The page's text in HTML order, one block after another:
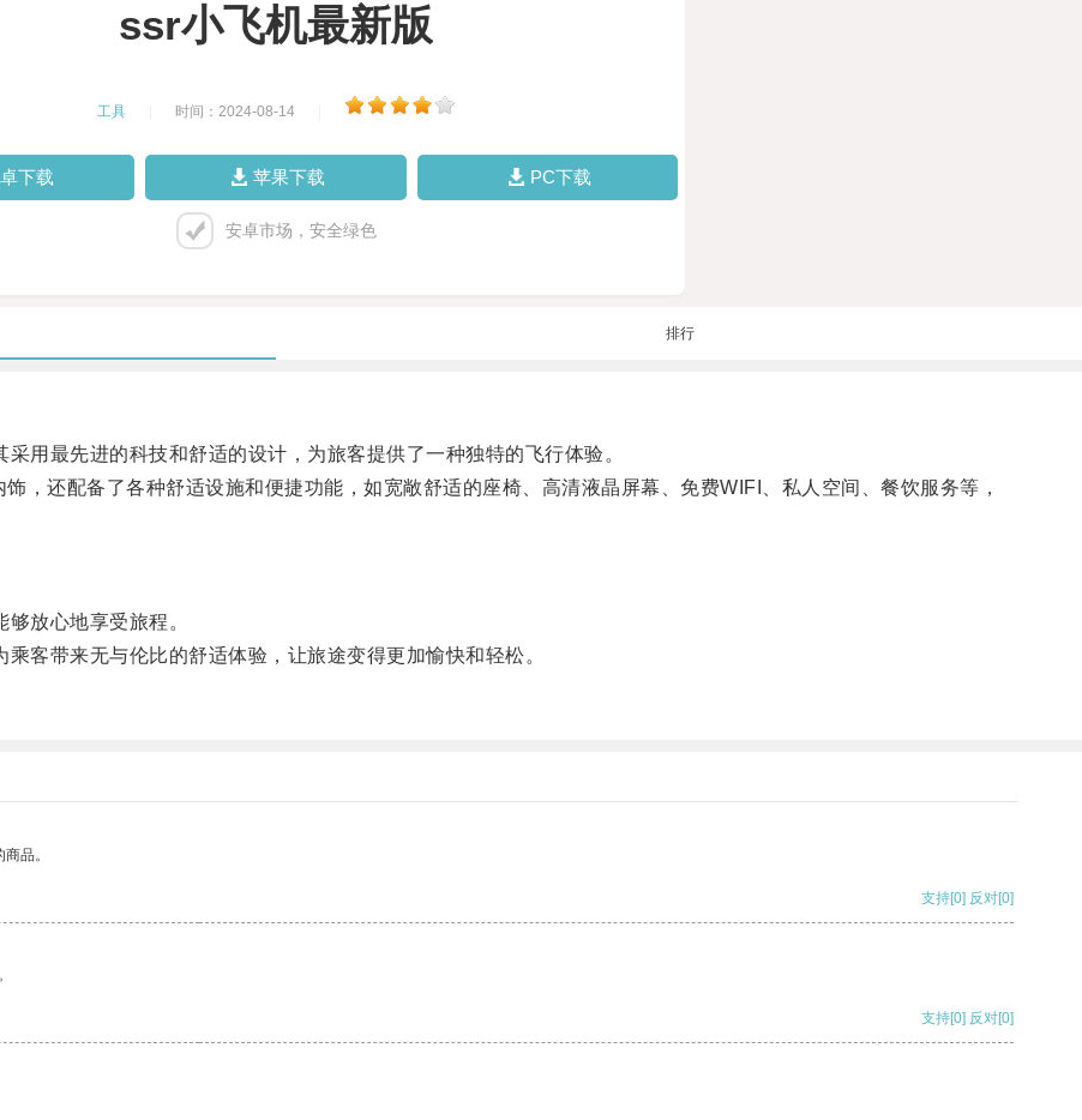
ssr小飞机最新版
工具 时间：2024-08-14
下载 苹果下载 PC下载
安卓市场，安全绿色
排行
最先进的科技和舒适的设计，为旅客提供了一种独特的飞行体验。
还配备了各种舒适设施和便捷功能，如宽敞舒适的座椅、高清液晶屏幕、免费WIFI、私人空间、餐饮服务等，
放心地享受旅程。
带来无与伦比的舒适体验，让旅途变得更加愉快和轻松。
品。
支持[0] 反对[0]
支持[0] 反对[0]